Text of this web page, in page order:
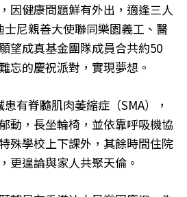
因健康問題鮮有外出，適逢三人
尼親善大使聯同樂園義工、醫
望成真基金團隊成員合共約50
忘的慶祝派對，實現夢想。
有脊髓肌肉萎縮症（SMA），
動，長坐輪椅，並依靠呼吸機協
殊學校上下課外，其餘時間住院
更遑論與家人共聚天倫。